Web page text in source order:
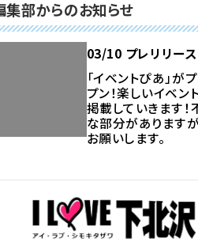
集部からのお知らせ
03/10 プレリリース
「イベントぴあ」が
プン！楽しいイベン
掲載していきます！
な部分があります
お願いします。